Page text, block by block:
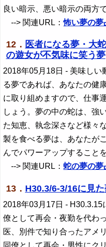
良い暗示、悪い暗示の両方
--> 関連URL：怖い夢の夢
12． 医者になる夢・大
の遊女が不気味に笑う夢
2018年05月18日 - 美味しい
る夢であれば、あなたの健
に取り組めますので、仕事
しょう。夢の中の蛇は、強
た知恵、執念深さなど様々
製を食べる夢は、あなたが
んでパワーアップすること
--> 関連URL：蛇の夢の夢
13． H30.3/6-3/16に見
2018年03月17日 - H30.3.15
僚として再会・夜勤を代わ
医、別件で知り合ったアメ
同僚として再会・男性にク